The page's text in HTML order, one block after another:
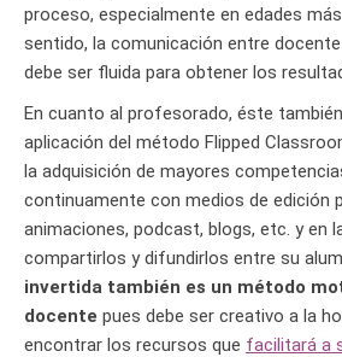
proceso, especialmente en edades
sentido, la comunicación entre
debe ser fluida para obtener los
En cuanto al profesorado, éste
aplicación del método Flipped
la adquisición de mayores
continuamente con medios de edición
animaciones, podcast, blogs, etc. y en
compartirlos y difundirlos entre su
invertida también es un método
docente pues debe ser creativo a la
encontrar los recursos que facilitará a